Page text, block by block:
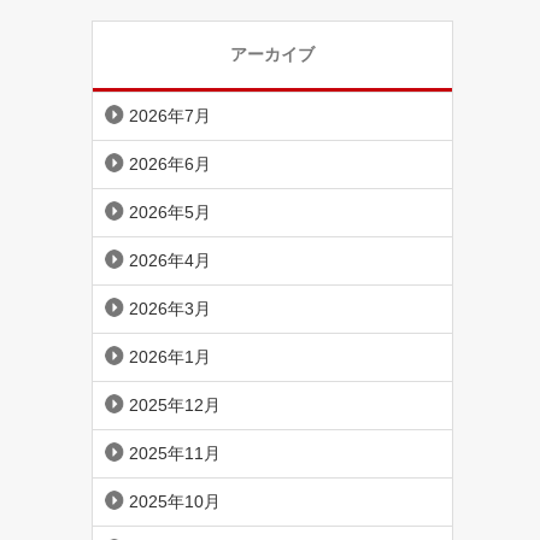
アーカイブ
2026年7月
2026年6月
2026年5月
2026年4月
2026年3月
2026年1月
2025年12月
2025年11月
2025年10月